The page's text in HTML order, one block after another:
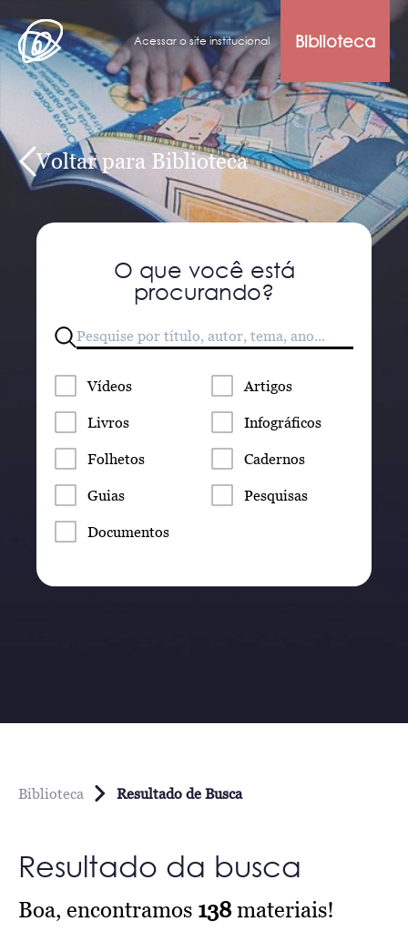
Acessar o site institucional Biblioteca
Voltar para Biblioteca
O que você está
procurando?
Vídeos Artigos
Livros Infográficos
Folhetos Cadernos
Guias Pesquisas
Documentos
Biblioteca Resultado de Busca
Resultado da busca
Boa, encontramos 138 materiais!